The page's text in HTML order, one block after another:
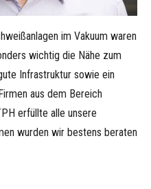
im Vakuum waren
wichtig die Nähe zum
Infrastruktur sowie ein
aus dem Bereich
erfüllte alle unsere
wurden wir bestens beraten